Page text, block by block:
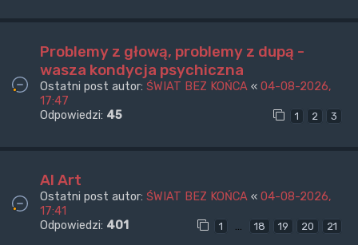
Problemy z głową, problemy z dupą -
wasza kondycja psychiczna
Ostatni post autor: ŚWIAT BEZ KOŃCA « 04-08-2026,
17:47
Odpowiedzi: 45 1 2 3
AI Art
Ostatni post autor: ŚWIAT BEZ KOŃCA « 04-08-2026,
17:41
Odpowiedzi: 401 1 … 18 19 20 21